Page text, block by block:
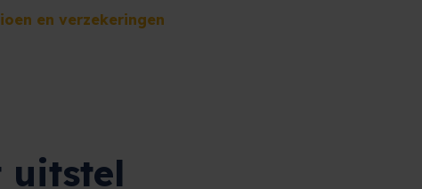
en verzekeringen
uitstel